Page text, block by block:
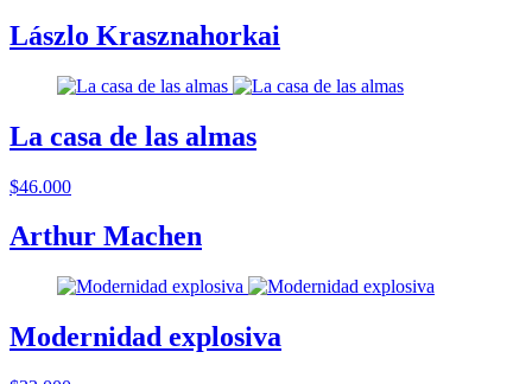
Lászlo Krasznahorkai
La casa de las almas
$46.000
Arthur Machen
Modernidad explosiva